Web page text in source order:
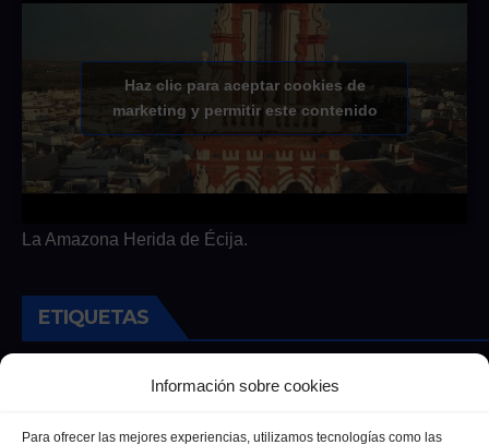
Información sobre cookies
Para ofrecer las mejores experiencias, utilizamos tecnologías como las
Haz clic para aceptar cookies de
marketing y permitir este contenido
La Amazona Herida de Écija.
ETIQUETAS
Andalucía Cultura Deportes